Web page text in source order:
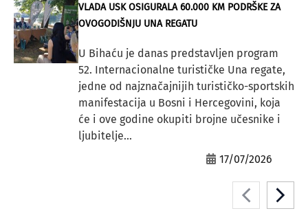
VLADA USK OSIGURALA 60.000 KM PODRŠKE ZA
OVOGODIŠNJU UNA REGATU
U Bihaću je danas predstavljen program
52. Internacionalne turističke Una regate,
jedne od najznačajnijih turističko-sportskih
manifestacija u Bosni i Hercegovini, koja
će i ove godine okupiti brojne učesnike i
ljubitelje...
17/07/2026